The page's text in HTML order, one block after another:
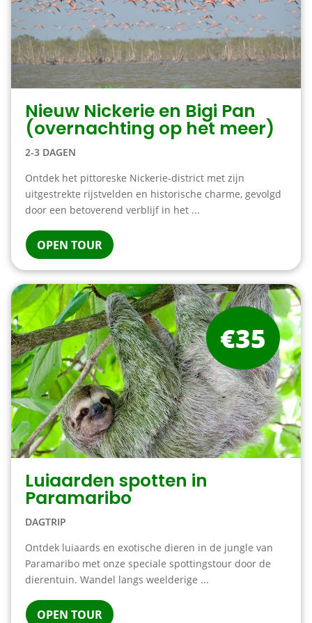
Nieuw Nickerie en Bigi Pan
(overnachting op het meer)
2-3 DAGEN
Ontdek het pittoreske Nickerie-district met zijn
uitgestrekte rijstvelden en historische charme, gevolgd
door een betoverend verblijf in het ...
OPEN TOUR
Luiaarden spotten in
Paramaribo
DAGTRIP
Ontdek luiaards en exotische dieren in de jungle van
Paramaribo met onze speciale spottingstour door de
dierentuin. Wandel langs weelderige ...
OPEN TOUR
€35